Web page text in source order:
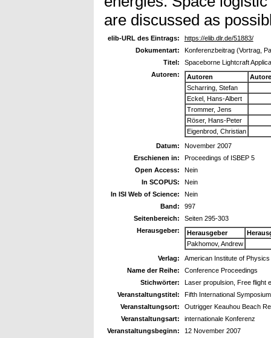
are discussed as
elib-URL des Eintrags:
https://elib.dlr.de/51883/
Dokumentart:
Konferenzbeitrag (Vortrag,
Titel:
Spaceborne Lightcraft
Autoren:
Autoren
Scharring, Stefan
Eckel, Hans-Albert
Trommer, Jens
Röser, Hans-Peter
Eigenbrod, Christian
Datum:
November 2007
Erschienen in:
Proceedings of ISBEP 5
Open Access:
Nein
In SCOPUS:
Nein
In ISI Web of Science:
Nein
Band:
997
Seitenbereich:
Seiten 295-303
Herausgeber:
Herausgeber
Pakhomov, Andrew
Verlag:
American Institute of Physics
Name der Reihe:
Conference Proceedings
Stichwörter:
Laser propulsion, Free flight
Veranstaltungstitel:
Fifth International
Veranstaltungsort:
Outrigger Keauhou Beach
Veranstaltungsart:
internationale Konferenz
Veranstaltungsbeginn:
12 November 2007